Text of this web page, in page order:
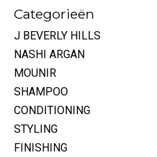
Categorieën
J BEVERLY HILLS
NASHI ARGAN
MOUNIR
SHAMPOO
CONDITIONING
STYLING
FINISHING